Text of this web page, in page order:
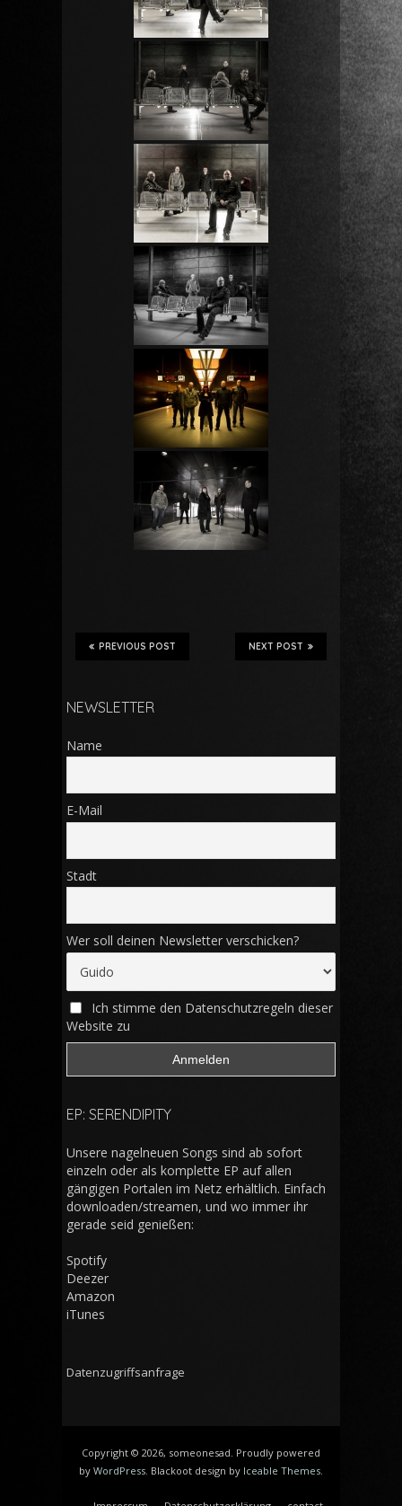
NEXT POST
PREVIOUS POST
NEWSLETTER
Name
E-Mail
Stadt
Wer soll deinen Newsletter verschicken?
Ich stimme den Datenschutzregeln dieser
Website zu
EP: SERENDIPITY
Unsere nagelneuen Songs sind ab sofort
einzeln oder als komplette EP auf allen
gängigen Portalen im Netz erhältlich. Einfach
downloaden/streamen, und wo immer ihr
gerade seid genießen:
Spotify
Deezer
Amazon
iTunes
Datenzugriffsanfrage
Copyright © 2026, someonesad. Proudly powered
by WordPress . Blackoot design by Iceable Themes